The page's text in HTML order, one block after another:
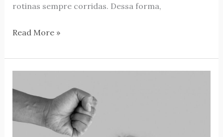
rotinas sempre corridas. Dessa forma,
Read More »
da
Violência
Doméstica